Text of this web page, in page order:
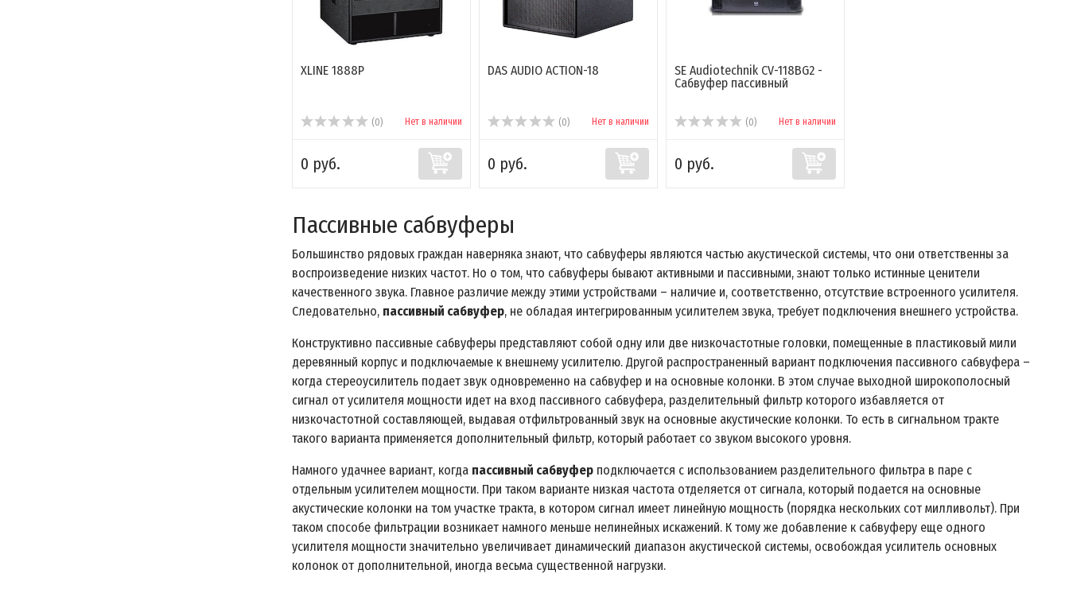
XLINE 1888P
(0) Нет в наличии
0 руб.
DAS AUDIO ACTION-18
(0) Нет в наличии
0 руб.
SE Audiotechnik CV-118BG2 -
Cабвуфер пассивный
(0) Нет в наличии
0 руб.
Пассивные сабвуферы
Большинство рядовых граждан наверняка знают, что сабвуферы являются частью акустической системы, что они ответственны за
воспроизведение низких частот. Но о том, что сабвуферы бывают активными и пассивными, знают только истинные ценители
качественного звука. Главное различие между этими устройствами – наличие и, соответственно, отсутствие встроенного усилителя.
Следовательно, пассивный сабвуфер, не обладая интегрированным усилителем звука, требует подключения внешнего устройства.
Конструктивно пассивные сабвуферы представляют собой одну или две низкочастотные головки, помещенные в пластиковый мили
деревянный корпус и подключаемые к внешнему усилителю. Другой распространенный вариант подключения пассивного сабвуфера –
когда стереоусилитель подает звук одновременно на сабвуфер и на основные колонки. В этом случае выходной широкополосный
сигнал от усилителя мощности идет на вход пассивного сабвуфера, разделительный фильтр которого избавляется от
низкочастотной составляющей, выдавая отфильтрованный звук на основные акустические колонки. То есть в сигнальном тракте
такого варианта применяется дополнительный фильтр, который работает со звуком высокого уровня.
Намного удачнее вариант, когда пассивный сабвуфер подключается с использованием разделительного фильтра в паре с
отдельным усилителем мощности. При таком варианте низкая частота отделяется от сигнала, который подается на основные
акустические колонки на том участке тракта, в котором сигнал имеет линейную мощность (порядка нескольких сот милливольт). При
таком способе фильтрации возникает намного меньше нелинейных искажений. К тому же добавление к сабвуферу еще одного
усилителя мощности значительно увеличивает динамический диапазон акустической системы, освобождая усилитель основных
колонок от дополнительной, иногда весьма существенной нагрузки.